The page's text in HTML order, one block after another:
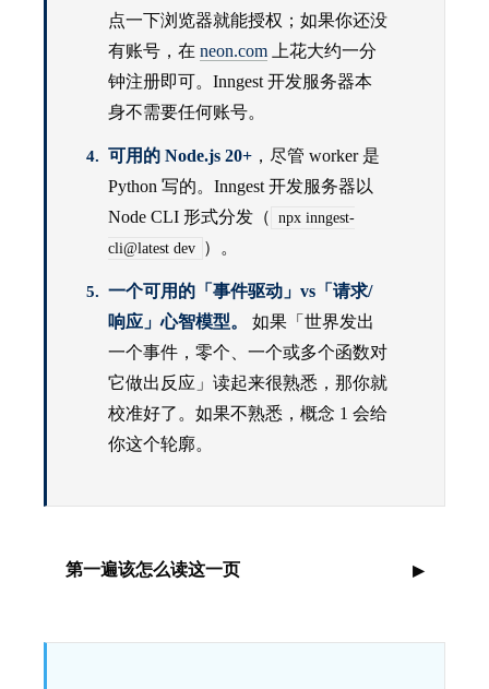
点一下浏览器就能授权；如果你还没
有账号，在 neon.com 上花大约一分
钟注册即可。Inngest 开发服务器本
身不需要任何账号。
可用的 Node.js 20+ ，尽管 worker 是
Python 写的。Inngest 开发服务器以
Node CLI 形式分发（ npx inngest-
cli@latest dev ）。
一个可用的「事件驱动」vs「请求/
响应」心智模型。
如果「世界发出
一个事件，零个、一个或多个函数对
它做出反应」读起来很熟悉，那你就
校准好了。如果不熟悉，概念 1 会给
你这个轮廓。
第一遍该怎么读这一页